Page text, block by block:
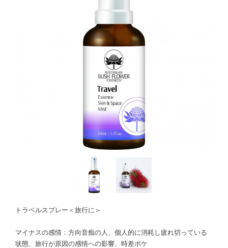
トラベルスプレー＜旅行に＞
マイナスの感情：方向音痴の人、個人的に消耗し疲れ切っている
状態、旅行が原因の感情への影響、時差ボケ